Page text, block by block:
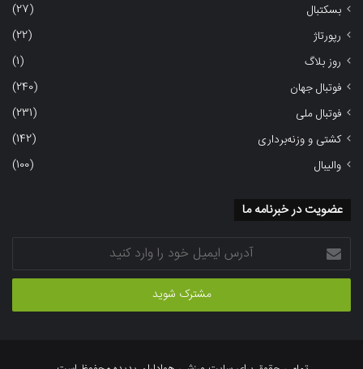
بسکتبال
(27)
رپورتاژ
(22)
روز بلاگ
(1)
فوتبال جهان
(240)
فوتبال ملی
(231)
کشتی و وزنه‌برداری
(142)
والیبال
(100)
عضویت در خبرنامه ما
آدرس
ایمیل
خود
وارد